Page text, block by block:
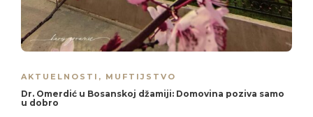
AKTUELNOSTI , MUFTIJSTVO
Dr. Omerdić u Bosanskoj džamiji: Domovina poziva samo
u dobro